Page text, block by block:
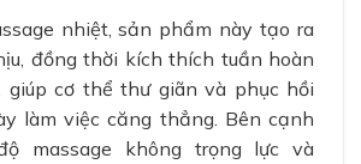
nhiệt, sản phẩm này tạo ra
đồng thời kích thích tuần hoàn
giúp cơ thể thư giãn và phục hồi
làm việc căng thẳng. Bên cạnh
massage không trọng lực và